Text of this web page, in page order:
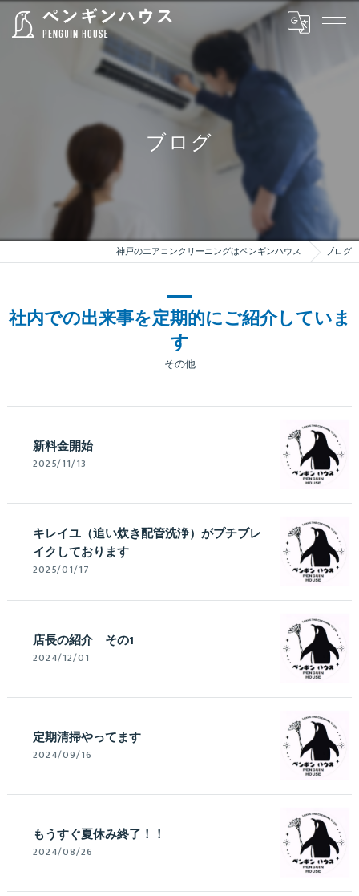
ブログ
神戸のエアコンクリーニングはペンギンハウス ブログ
社内での出来事を定期的にご紹介していま
す
その他
新料金開始
2025/11/13
キレイユ（追い炊き配管洗浄）がプチブレ
イクしております
2025/01/17
店長の紹介 その1
2024/12/01
定期清掃やってます
2024/09/16
もうすぐ夏休み終了！！
2024/08/26